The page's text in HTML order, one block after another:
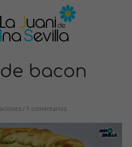
bacon
/ 1 comentarios